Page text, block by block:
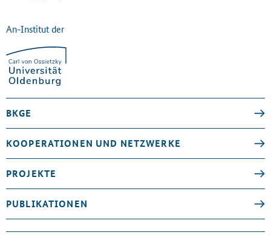
An-Institut der
BKGE
KOOPERATIONEN UND NETZWERKE
PROJEKTE
PUBLIKATIONEN